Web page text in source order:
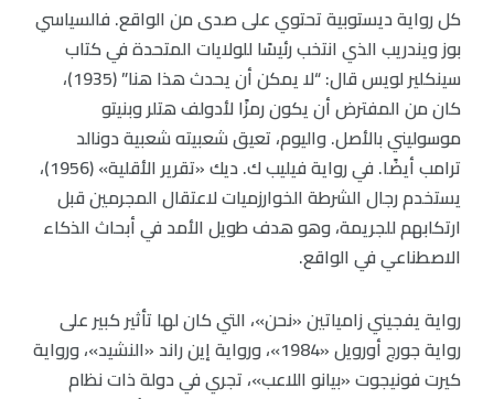
كل رواية ديستوبية تحتوي على صدى من الواقع. فالسياسي
بوز ويندريب الذي انتخب رئيسًا للولايات المتحدة في كتاب
سينكلير لويس قال: “لا يمكن أن يحدث هذا هنا” (1935)،
كان من المفترض أن يكون رمزًا لأدولف هتلر وبنيتو
موسوليني بالأصل. واليوم، تعيق شعبيته شعبية دونالد
ترامب أيضًا. في رواية فيليب ك. ديك «تقرير الأقلية» (1956)،
يستخدم رجال الشرطة الخوارزميات لاعتقال المجرمين قبل
ارتكابهم للجريمة، وهو هدف طويل الأمد في أبحاث الذكاء
الاصطناعي في الواقع.
رواية يفجيني زامياتين «نحن»، التي كان لها تأثير كبير على
رواية جورج أورويل «1984»، ورواية إين راند «النشيد»، ورواية
كيرت فونيجوت «بيانو اللاعب»، تجري في دولة ذات نظام